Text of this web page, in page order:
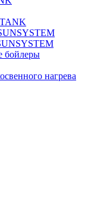
бойлеры
нагрева